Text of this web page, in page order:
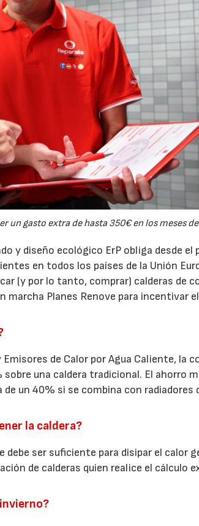
un gasto extra de hasta 350€ en los meses
y diseño ecológico ErP obliga desde el
en todos los países de la Unión
(y por lo tanto, comprar) calderas de
Planes Renove para incentivar
de Calor por Agua Caliente, la
una caldera tradicional. El ahorro
un 40% si se combina con radiadores
la caldera?
debe ser suficiente para disipar el calor
de calderas quien realice el cálculo
28/07/2026